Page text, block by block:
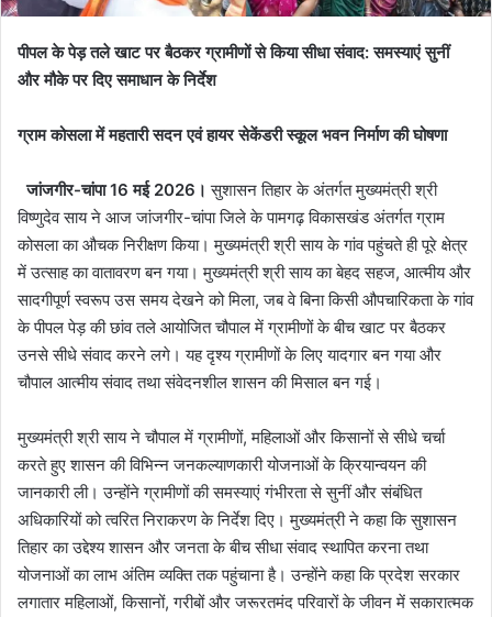
पीपल के पेड़ तले खाट पर बैठकर ग्रामीणों से किया सीधा संवाद: समस्याएं सुनीं
और मौके पर दिए समाधान के निर्देश
ग्राम कोसला में महतारी सदन एवं हायर सेकेंडरी स्कूल भवन निर्माण की घोषणा
जांजगीर-चांपा 16 मई 2026।सुशासन तिहार के अंतर्गत मुख्यमंत्री श्री
विष्णुदेव साय ने आज जांजगीर-चांपा जिले के पामगढ़ विकासखंड अंतर्गत ग्राम
कोसला का औचक निरीक्षण किया। मुख्यमंत्री श्री साय के गांव पहुंचते ही पूरे क्षेत्र
में उत्साह का वातावरण बन गया। मुख्यमंत्री श्री साय का बेहद सहज, आत्मीय और
सादगीपूर्ण स्वरूप उस समय देखने को मिला, जब वे बिना किसी औपचारिकता के गांव
के पीपल पेड़ की छांव तले आयोजित चौपाल में ग्रामीणों के बीच खाट पर बैठकर
उनसे सीधे संवाद करने लगे। यह दृश्य ग्रामीणों के लिए यादगार बन गया और
चौपाल आत्मीय संवाद तथा संवेदनशील शासन की मिसाल बन गई।
मुख्यमंत्री श्री साय ने चौपाल में ग्रामीणों, महिलाओं और किसानों से सीधे चर्चा
करते हुए शासन की विभिन्न जनकल्याणकारी योजनाओं के क्रियान्वयन की
जानकारी ली। उन्होंने ग्रामीणों की समस्याएं गंभीरता से सुनीं और संबंधित
अधिकारियों को त्वरित निराकरण के निर्देश दिए। मुख्यमंत्री ने कहा कि सुशासन
तिहार का उद्देश्य शासन और जनता के बीच सीधा संवाद स्थापित करना तथा
योजनाओं का लाभ अंतिम व्यक्ति तक पहुंचाना है। उन्होंने कहा कि प्रदेश सरकार
लगातार महिलाओं, किसानों, गरीबों और जरूरतमंद परिवारों के जीवन में सकारात्मक